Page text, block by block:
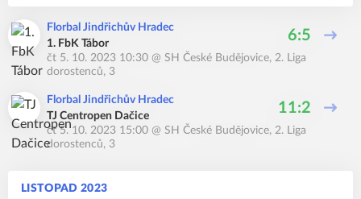
Florbal Jindřichův Hradec
1. FbK Tábor
6:5
čt 5. 10. 2023 10:30 @ SH České Budějovice, 2. Liga
dorostenců, 3
Florbal Jindřichův Hradec
TJ Centropen Dačice
11:2
čt 5. 10. 2023 15:00 @ SH České Budějovice, 2. Liga
dorostenců, 3
LISTOPAD 2023